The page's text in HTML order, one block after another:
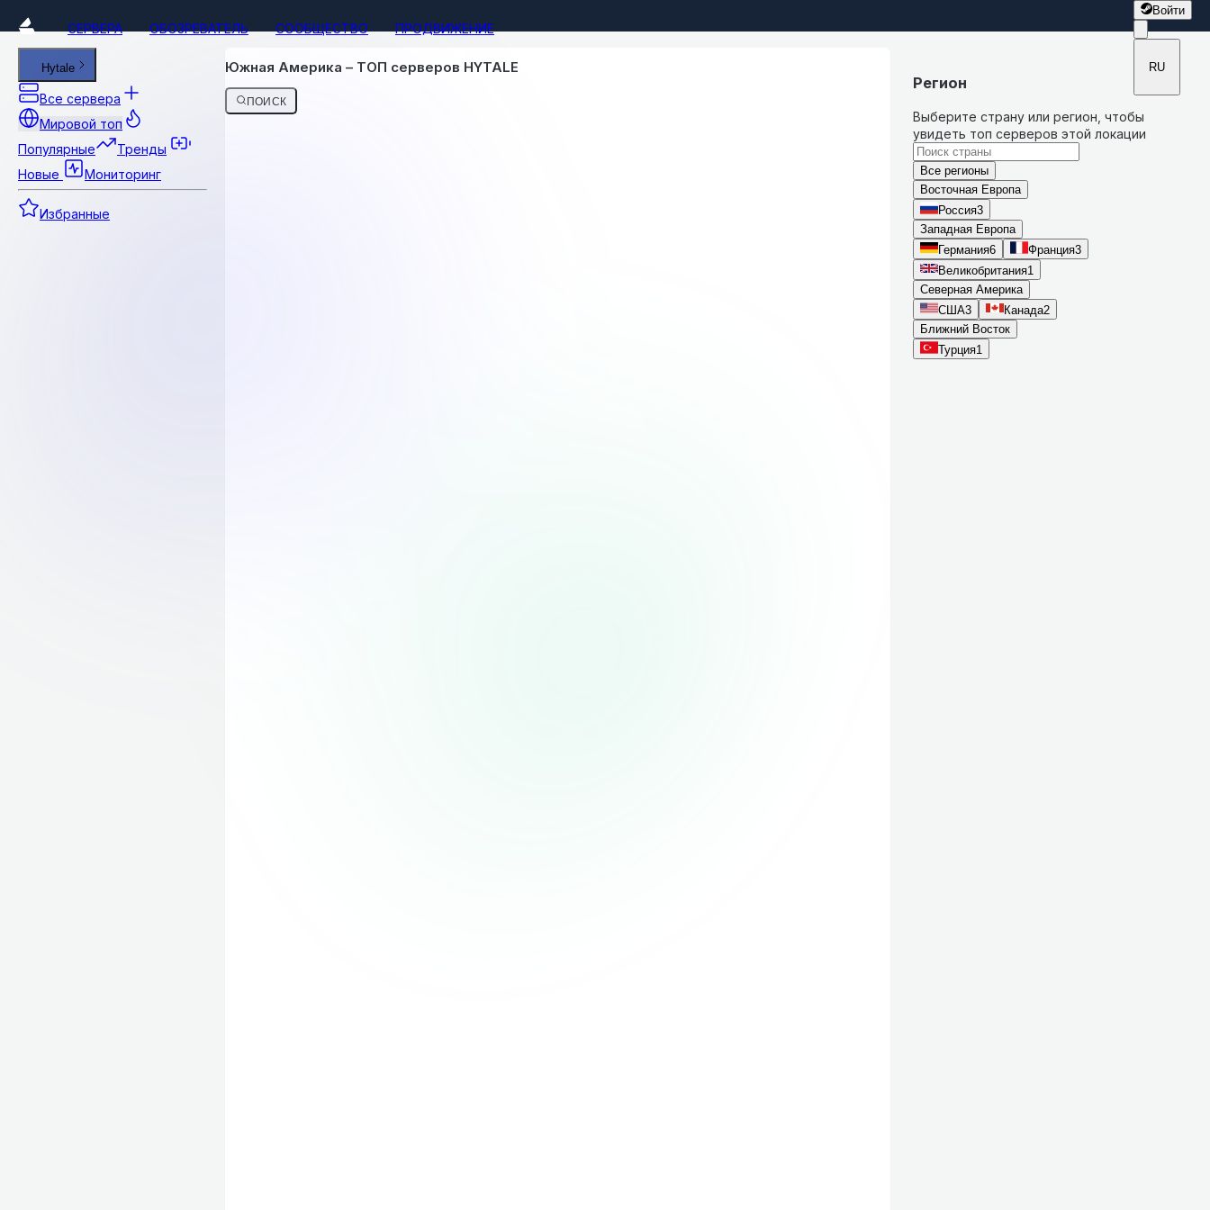
СЕРВЕРА ОБОЗРЕВАТЕЛЬ СООБЩЕСТВО ПРОДВИЖЕНИЕ
Войти
RU
Hytale
Все сервера
Мировой топ
Популярные
Тренды
Новые
Мониторинг
Избранные
Южная Америка – ТОП серверов HYTALE
ПОИСК
Регион
Выберите страну или регион, чтобы
увидеть топ серверов этой локации
Все регионы
Восточная Европа
Россия3
Западная Европа
Германия6 Франция3
Великобритания1
Северная Америка
США3 Канада2
Ближний Восток
Турция1